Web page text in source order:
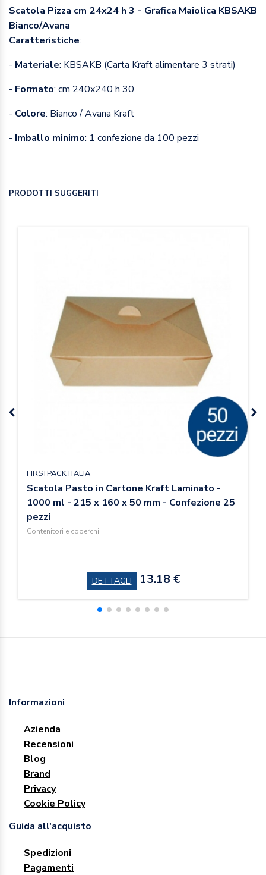
Scatola Pizza cm 24x24 h 3 - Grafica Maiolica KBSAKB
Bianco/Avana
Caratteristiche:
- Materiale: KBSAKB (Carta Kraft alimentare 3 strati)
- Formato: cm 240x240 h 30
- Colore: Bianco / Avana Kraft
- Imballo minimo: 1 confezione da 100 pezzi
PRODOTTI SUGGERITI
FIRSTPACK ITALIA
Scatola Pasto in Cartone Kraft Laminato -
1000 ml - 215 x 160 x 50 mm - Confezione 25
pezzi
Contenitori e coperchi
DETTAGLI 13.18 €
Informazioni
Azienda
Recensioni
Blog
Brand
Privacy
Cookie Policy
Guida all'acquisto
Spedizioni
Pagamenti